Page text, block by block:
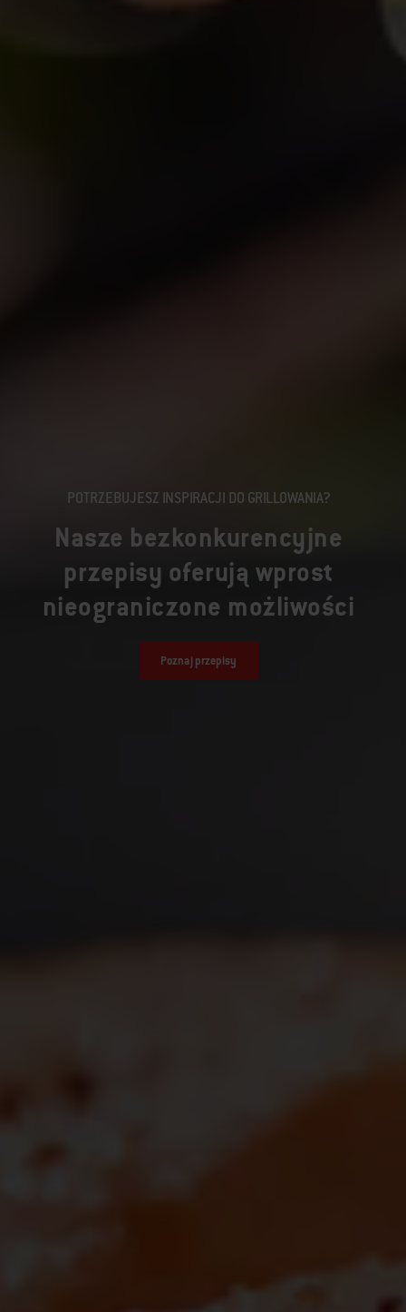
POTRZEBUJESZ INSPIRACJI DO GRILLOWANIA?
Nasze bezkonkurencyjne
przepisy oferują wprost
nieograniczone możliwości
Poznaj przepisy